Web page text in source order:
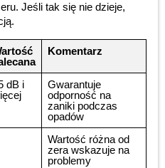
Jeśli tak się nie dzieje,
Komentarz
dB i
Gwarantuje
odporność na
zaniki podczas
opadów
Wartość różna od
zera wskazuje na
problemy